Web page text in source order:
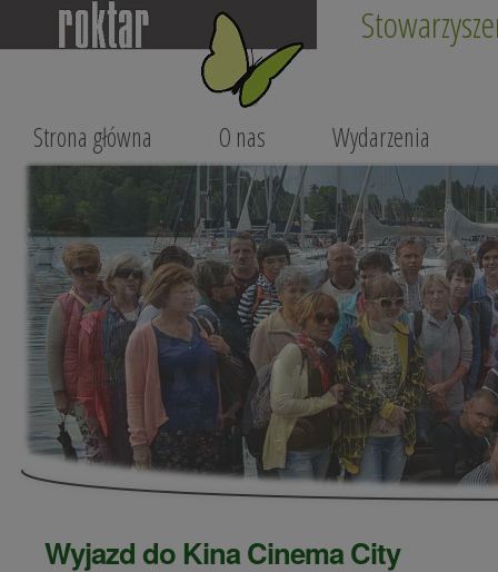
Strona główna O nas Wydarzenia
Wyjazd do Kina Cinema City